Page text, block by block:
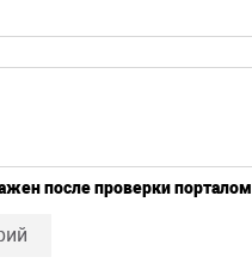
после проверки порталом